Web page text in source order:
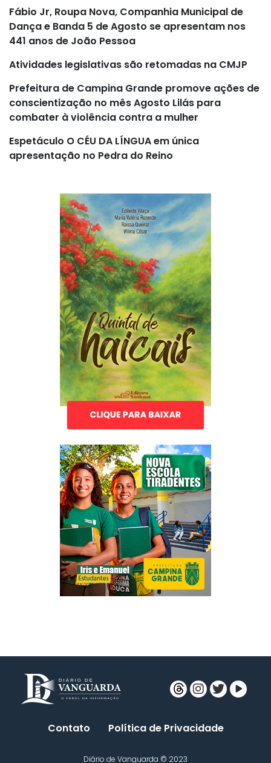
Fábio Jr, Roupa Nova, Companhia Municipal de
Dança e Banda 5 de Agosto se apresentam nos
441 anos de João Pessoa
Atividades legislativas são retomadas na CMJP
Prefeitura de Campina Grande promove ações de
conscientização no mês Agosto Lilás para
combater à violência contra a mulher
Espetáculo O CÉU DA LÍNGUA em única
apresentação no Pedra do Reino
Contato Política de Privacidade
Diário de Vanguarda © 2023